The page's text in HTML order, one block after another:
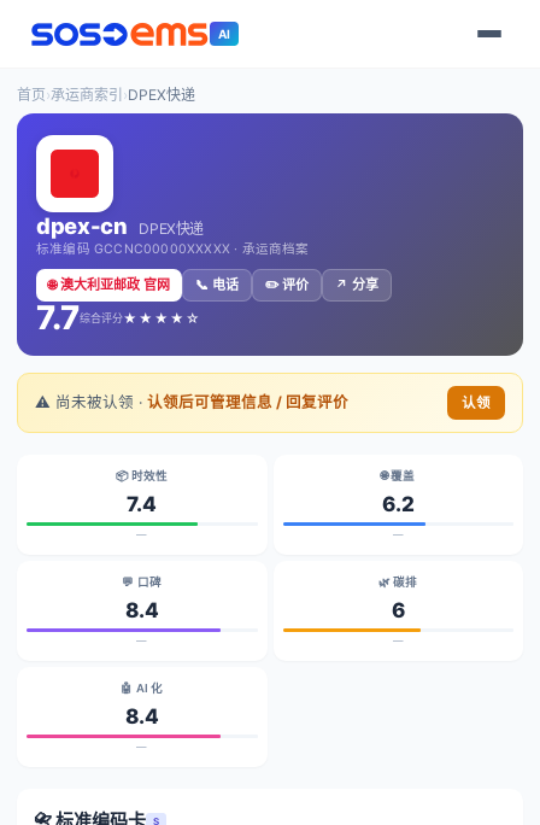
AI
首页›承运商索引 ›DPEX快递
dpex-cn DPEX快递
标准编码 GCCNC00000XXXXX · 承运商档案
🌐 澳大利亚邮政 官网 📞 电话 ✏️ 评价 ↗️ 分享
7.7综合评分★★★★☆
⚠️ 尚未被认领 · 认领后可管理信息 / 回复评价 认领
📦 时效性
7.4
—
🌐 覆盖
6.2
—
💬 口碑
8.4
—
🌿 碳排
6
—
🤖 AI 化
8.4
—
S